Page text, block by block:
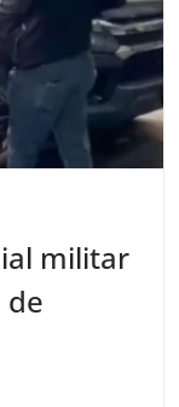
militar
de